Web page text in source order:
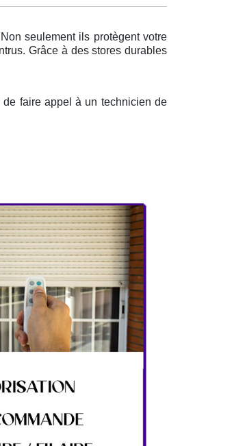
seulement ils protègent votre
Grâce à des stores durables
de faire appel à un technicien de